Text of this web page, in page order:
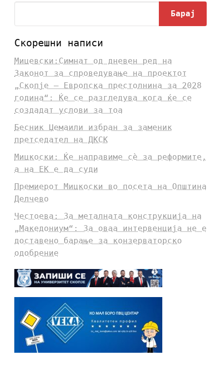
Барај
Скорешни написи
Мицевски:Симнат од дневен ред на
Законот за спроведување на проектот
„Скопје – Европска престолнина за 2028
година“: Ќе се разгледува кога ќе се
создадат услови за тоа
Бесник Џемаили избран за заменик
претседател на ДКСК
Мицкоски: Ќе направиме сè за реформите,
а на ЕК е да суди
Премиерот Мицкоски во посета на Општина
Делчево
Честоева: За металната конструкција на
„Македониум“: За оваа интервенција не е
доставено барање за конзерваторско
одобрение